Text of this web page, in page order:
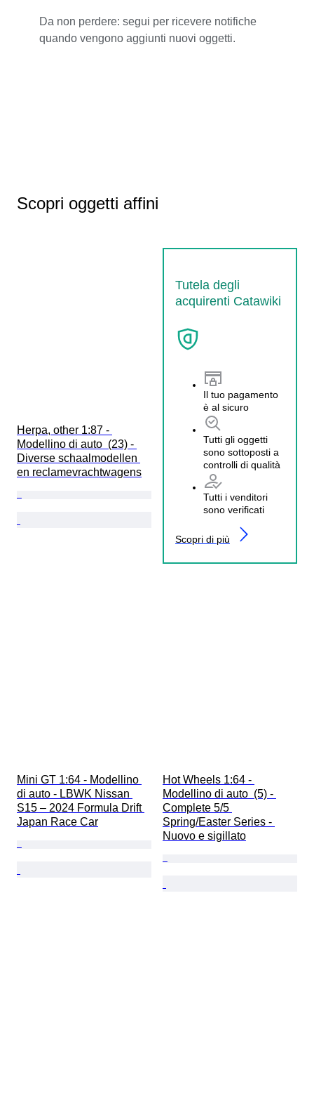
Da non perdere: segui per ricevere notifiche
quando vengono aggiunti nuovi oggetti.
Scopri oggetti affini
Tutela degli
acquirenti Catawiki
Il tuo pagamento
è al sicuro
Tutti gli oggetti
sono sottoposti a
controlli di qualità
Tutti i venditori
sono verificati
Scopri di più
Herpa, other 1:87 -
Modellino di auto  (23) -
Diverse schaalmodellen
en reclamevrachtwagens
Mini GT 1:64 - Modellino
di auto - LBWK Nissan
S15 – 2024 Formula Drift
Japan Race Car
Hot Wheels 1:64 -
Modellino di auto  (5) -
Complete 5/5
Spring/Easter Series -
Nuovo e sigillato